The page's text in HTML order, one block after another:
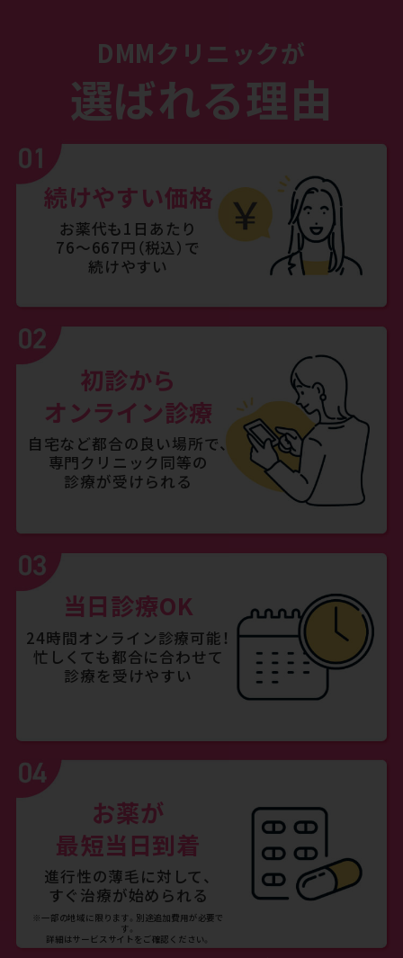
DMMクリニックが
選ばれる理由
続けやすい価格
お薬代も1日あたり
76～667円（税込）で
続けやすい
初診から
オンライン診療
自宅など都合の良い場所で、
専門クリニック同等の
診療が受けられる
当日診療OK
24時間オンライン診療可能！
忙しくても都合に合わせて
診療を受けやすい
お薬が
最短当日到着
進行性の薄毛に対して、
すぐ治療が始められる
※一部の地域に限ります。別途追加費用が必要で
す。
詳細はサービスサイトをご確認ください。